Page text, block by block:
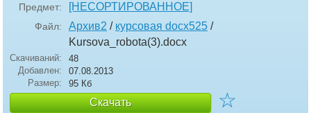
Предмет: [НЕСОРТИРОВАННОЕ]
Файл: Архив2 / курсовая docx525 /
Kursova_robota(3).docx
Скачиваний:
48
Добавлен:
07.08.2013
Размер:
95 Кб
Скачать ☆